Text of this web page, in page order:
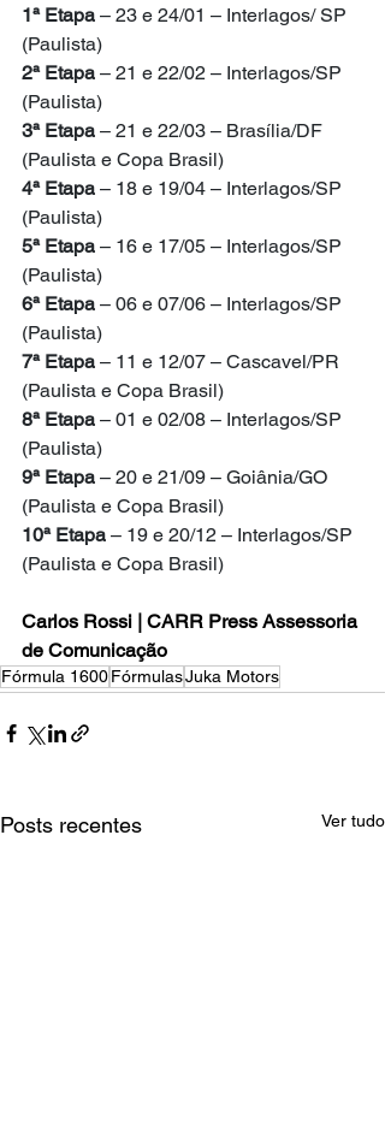
1ª Etapa – 23 e 24/01 – Interlagos/ SP
(Paulista)
2ª Etapa – 21 e 22/02 – Interlagos/SP
(Paulista)
3ª Etapa – 21 e 22/03 – Brasília/DF
(Paulista e Copa Brasil)
4ª Etapa – 18 e 19/04 – Interlagos/SP
(Paulista)
5ª Etapa – 16 e 17/05 – Interlagos/SP
(Paulista)
6ª Etapa – 06 e 07/06 – Interlagos/SP
(Paulista)
7ª Etapa – 11 e 12/07 – Cascavel/PR
(Paulista e Copa Brasil)
8ª Etapa – 01 e 02/08 – Interlagos/SP
(Paulista)
9ª Etapa – 20 e 21/09 – Goiânia/GO
(Paulista e Copa Brasil)
10ª Etapa – 19 e 20/12 – Interlagos/SP
(Paulista e Copa Brasil)
Carlos Rossi | CARR Press Assessoria
de Comunicação
Fórmula 1600FórmulasJuka Motors
Posts recentes Ver tudo